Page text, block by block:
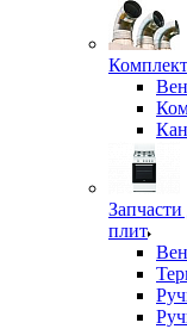
плит